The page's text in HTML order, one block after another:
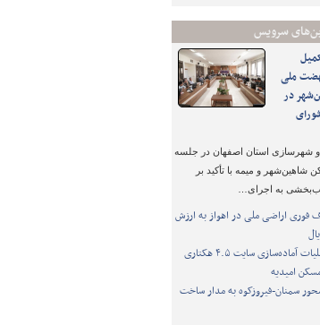
سرویس
ملی
در
و شهرسازی استان اصفهان در جلسه
و میمه با تأکید بر
به اجرای…
فوری اراضی ملی در اهواز به ارزش
اتمام عملیات آماده‌سازی سایت ۴.۵ هکتاری
امیدیه
سمنان-فیروزکوه به مدار ساخت